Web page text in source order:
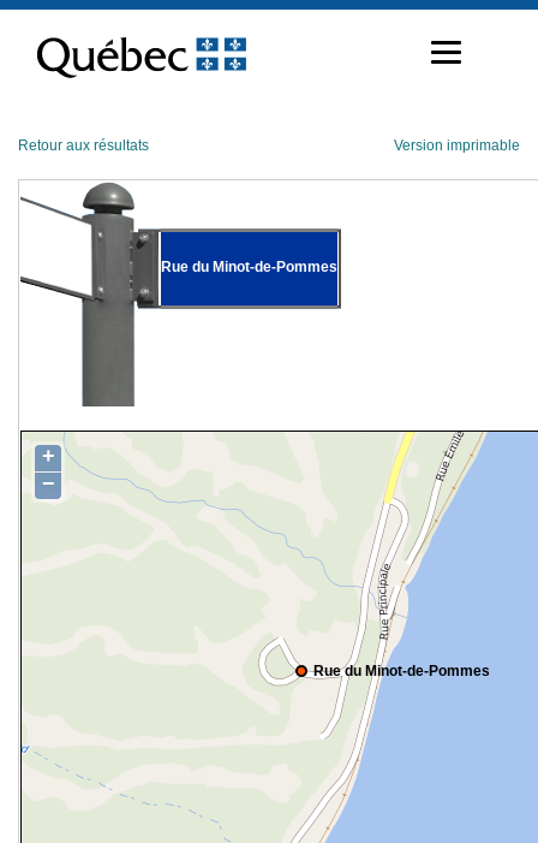
contenu
Retour aux résultats Version imprimable
Rue du Minot-de-Pommes
Rue du Minot-de-Pommes
+
−